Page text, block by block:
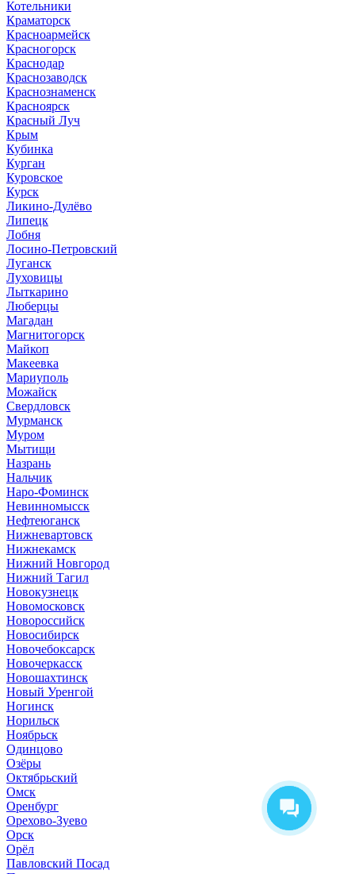
Котельники
Краматорск
Красноармейск
Красногорск
Краснодар
Краснозаводск
Краснознаменск
Красноярск
Красный Луч
Крым
Кубинка
Курган
Куровское
Курск
Ликино-Дулёво
Липецк
Лобня
Лосино-Петровский
Луганск
Луховицы
Лыткарино
Люберцы
Магадан
Магнитогорск
Майкоп
Макеевка
Мариуполь
Можайск
Свердловск
Мурманск
Муром
Мытищи
Назрань
Нальчик
Наро-Фоминск
Невинномысск
Нефтеюганск
Нижневартовск
Нижнекамск
Нижний Новгород
Нижний Тагил
Новокузнецк
Новомосковск
Новороссийск
Новосибирск
Новочебоксарск
Новочеркасск
Новошахтинск
Новый Уренгой
Ногинск
Норильск
Ноябрьск
Одинцово
Озёры
Октябрьский
Омск
Оренбург
Орехово-Зуево
Орск
Орёл
Павловский Посад